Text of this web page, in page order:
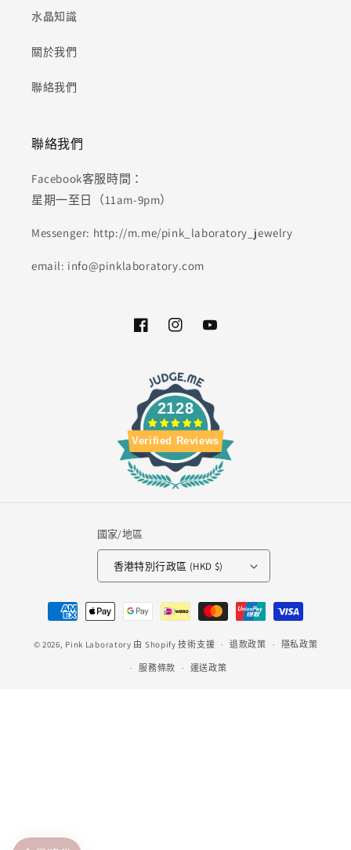
水晶知識
關於我們
聯絡我們
聯絡我們
Facebook客服時間：
星期一至日（11am-9pm）
Messenger: http://m.me/pink_laboratory_jewelry
email: info@pinklaboratory.com
FacebookInstagramYouTube
2128
Verified Reviews
國家/地區
香港特別行政區 (HKD $)
付
款
方
© 2026, Pink Laboratory 由 Shopify 技術支援 退款政策 隱私政策
服務條款 運送政策